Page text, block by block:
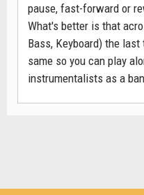
pause, fast-forward or
What's better is that
Bass, Keyboard) the
same so you can play
instrumentalists as a